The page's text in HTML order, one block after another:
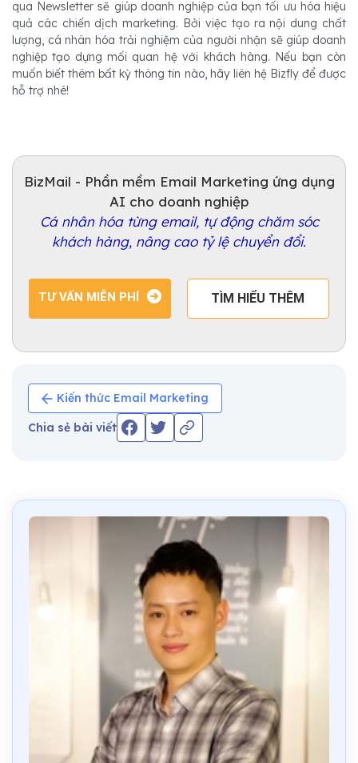
qua Newsletter sẽ giúp doanh nghiệp của bạn tối ưu hóa hiệu
quả các chiến dịch marketing. Bởi việc tạo ra nội dung chất
lượng, cá nhân hóa trải nghiệm của người nhận sẽ giúp doanh
nghiệp tạo dựng mối quan hệ với khách hàng. Nếu bạn còn
muốn biết thêm bất kỳ thông tin nào, hãy liên hệ Bizfly để được
hỗ trợ nhé!
BizMail - Phần mềm Email Marketing ứng dụng
AI cho doanh nghiệp
Cá nhân hóa từng email, tự động chăm sóc
khách hàng, nâng cao tỷ lệ chuyển đổi.
TƯ VẤN MIỄN PHÍ TÌM HIỂU THÊM
Kiến thức Email Marketing
Chia sẻ bài viết